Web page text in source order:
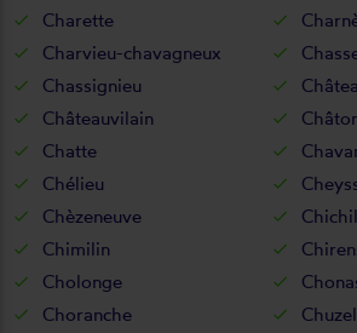
Charette
Charvieu-chavagneux
Chassignieu
Châteauvilain
Chatte
Chélieu
Chèzeneuve
Chimilin
Cholonge
Choranche